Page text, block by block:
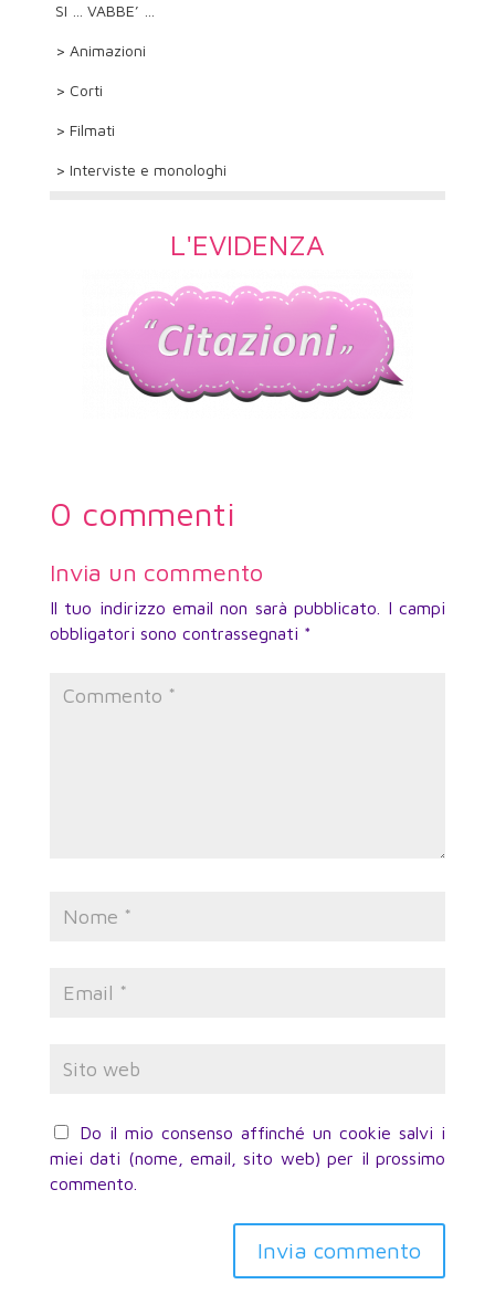
SI … VABBE’ …
> Animazioni
> Corti
> Filmati
> Interviste e monologhi
L'EVIDENZA
0 commenti
Invia un commento
Il tuo indirizzo email non sarà pubblicato.
I campi
obbligatori sono contrassegnati *
Do il mio consenso affinché un cookie salvi i
miei dati (nome, email, sito web) per il prossimo
commento.
Invia commento